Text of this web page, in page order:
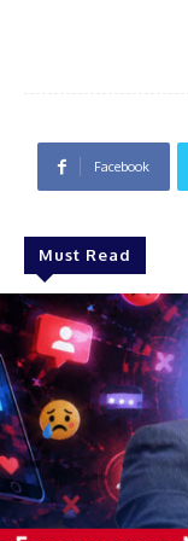
Facebook
Must Read